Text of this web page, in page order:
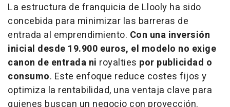
La estructura de franquicia de Llooly ha sido
concebida para minimizar las barreras de
entrada al emprendimiento. Con una inversión
inicial desde 19.900 euros, el modelo no exige
canon de entrada ni royalties por publicidad o
consumo. Este enfoque reduce costes fijos y
optimiza la rentabilidad, una ventaja clave para